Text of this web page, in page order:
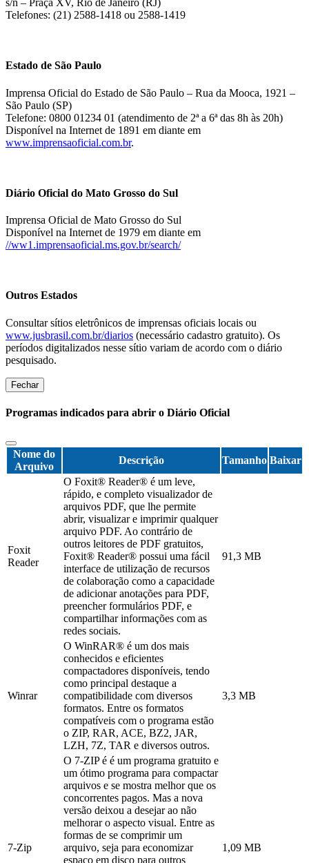
s/n – Praça XV, Rio de Janeiro (RJ)
Telefones: (21) 2588-1418 ou 2588-1419
Estado de São Paulo
Imprensa Oficial do Estado de São Paulo – Rua da Mooca, 1921 –
São Paulo (SP)
Telefone: 0800 01234 01 (atendimento de 2ª a 6ª das 8h às 20h)
Disponível na Internet de 1891 em diante em
www.imprensaoficial.com.br.
Diário Oficial do Mato Grosso do Sul
Imprensa Oficial de Mato Grosso do Sul
Disponível na Internet de 1979 em diante em
//ww1.imprensaoficial.ms.gov.br/search/
Outros Estados
Consultar sítios eletrônicos de imprensas oficiais locais ou
www.jusbrasil.com.br/diarios (necessário cadastro gratuito). Os
períodos digitalizados nesse sítio variam de acordo com o diário
pesquisado.
Fechar
Programas indicados para abrir o Diário Oficial
Nome do
Arquivo
Descrição Tamanho Baixar
Foxit
Reader
O Foxit® Reader® é um leve,
rápido, e completo visualizador de
arquivos PDF, que lhe permite
abrir, visualizar e imprimir qualquer
arquivo PDF. Ao contrário de
outros leitores de PDF gratuitos,
Foxit® Reader® possui uma fácil
interface de utilização de recursos
de colaboração como a capacidade
de adicionar anotações para PDF,
preencher formulários PDF, e
compartilhar informações com as
redes sociais.
91,3 MB
Winrar
O WinRAR® é um dos mais
conhecidos e eficientes
compactadores disponíveis, tendo
como principal destaque a
compatibilidade com diversos
formatos. Entre os formatos
compatíveis com o programa estão
o ZIP, RAR, ACE, BZ2, JAR,
LZH, 7Z, TAR e diversos outros.
3,3 MB
7-Zip
O 7-ZIP é é um programa gratuito e
um ótimo programa para compactar
arquivos e se mostra melhor que os
concorrentes pagos. Mas a nova
versão deixou a desejar ao não
melhorar o aspecto visual. Entre as
formas de se comprimir um
arquivo, seja para economizar
espaço em disco para outros
1,09 MB